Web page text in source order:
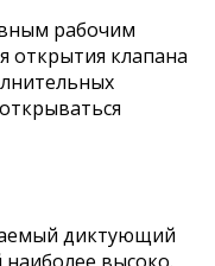
рабочим
открытия клапана
диктующий